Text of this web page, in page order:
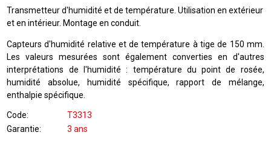
Transmetteur d'humidité et de température. Utilisation en extérieur
et en intérieur. Montage en conduit.
Capteurs d'humidité relative et de température à tige de 150 mm.
Les valeurs mesurées sont également converties en d'autres
interprétations de l'humidité : température du point de rosée,
humidité absolue, humidité spécifique, rapport de mélange,
enthalpie spécifique.
Code
T3313
Garantie
3 ans